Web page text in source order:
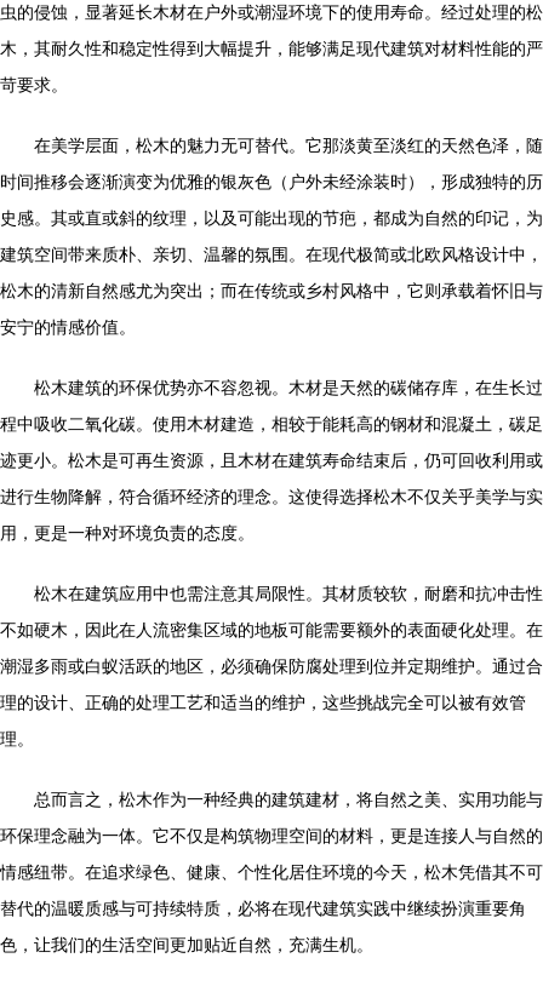
虫的侵蚀，显著延长木材在户外或潮湿环境下的使用寿命。经过处理的松
木，其耐久性和稳定性得到大幅提升，能够满足现代建筑对材料性能的严
苛要求。
在美学层面，松木的魅力无可替代。它那淡黄至淡红的天然色泽，随
时间推移会逐渐演变为优雅的银灰色（户外未经涂装时），形成独特的历
史感。其或直或斜的纹理，以及可能出现的节疤，都成为自然的印记，为
建筑空间带来质朴、亲切、温馨的氛围。在现代极简或北欧风格设计中，
松木的清新自然感尤为突出；而在传统或乡村风格中，它则承载着怀旧与
安宁的情感价值。
松木建筑的环保优势亦不容忽视。木材是天然的碳储存库，在生长过
程中吸收二氧化碳。使用木材建造，相较于能耗高的钢材和混凝土，碳足
迹更小。松木是可再生资源，且木材在建筑寿命结束后，仍可回收利用或
进行生物降解，符合循环经济的理念。这使得选择松木不仅关乎美学与实
用，更是一种对环境负责的态度。
松木在建筑应用中也需注意其局限性。其材质较软，耐磨和抗冲击性
不如硬木，因此在人流密集区域的地板可能需要额外的表面硬化处理。在
潮湿多雨或白蚁活跃的地区，必须确保防腐处理到位并定期维护。通过合
理的设计、正确的处理工艺和适当的维护，这些挑战完全可以被有效管
理。
总而言之，松木作为一种经典的建筑建材，将自然之美、实用功能与
环保理念融为一体。它不仅是构筑物理空间的材料，更是连接人与自然的
情感纽带。在追求绿色、健康、个性化居住环境的今天，松木凭借其不可
替代的温暖质感与可持续特质，必将在现代建筑实践中继续扮演重要角
色，让我们的生活空间更加贴近自然，充满生机。